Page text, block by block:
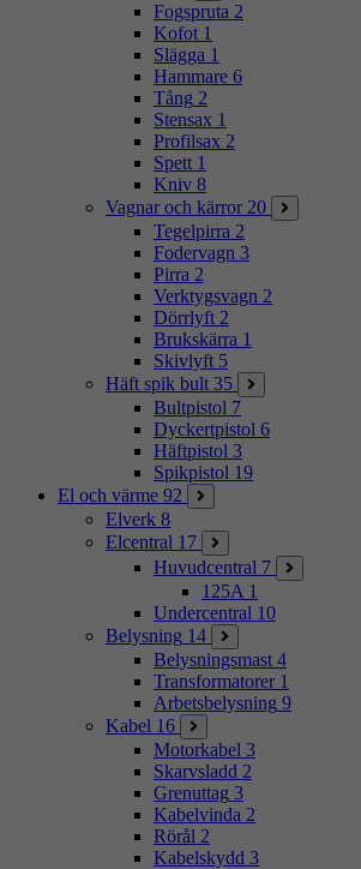
Fogspruta 2
Kofot 1
Slägga 1
Hammare 6
Tång 2
Stensax 1
Profilsax 2
Spett 1
Kniv 8
Vagnar och kärror 20
Tegelpirra 2
Fodervagn 3
Pirra 2
Verktygsvagn 2
Dörrlyft 2
Brukskärra 1
Skivlyft 5
Häft spik bult 35
Bultpistol 7
Dyckertpistol 6
Häftpistol 3
Spikpistol 19
El och värme 92
Elverk 8
Elcentral 17
Huvudcentral 7
125A 1
Undercentral 10
Belysning 14
Belysningsmast 4
Transformatorer 1
Arbetsbelysning 9
Kabel 16
Motorkabel 3
Skarvsladd 2
Grenuttag 3
Kabelvinda 2
Rörål 2
Kabelskydd 3